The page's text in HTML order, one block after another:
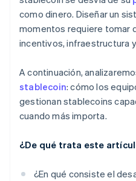
como dinero. Diseñar un
momentos requiere tomar
incentivos, infraestructura
A continuación,
stablecoin: cómo los
gestionan stablecoins
cuando más importa.
¿De qué trata este
¿En qué consiste el